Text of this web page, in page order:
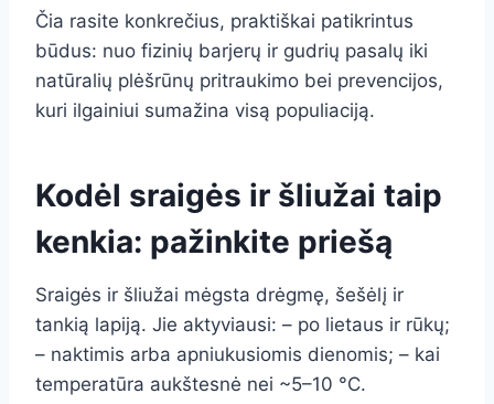
Čia rasite konkrečius, praktiškai patikrintus
būdus: nuo fizinių barjerų ir gudrių pasalų iki
natūralių plėšrūnų pritraukimo bei prevencijos,
kuri ilgainiui sumažina visą populiaciją.
Kodėl sraigės ir šliužai taip
kenkia: pažinkite priešą
Sraigės ir šliužai mėgsta drėgmę, šešėlį ir
tankią lapiją. Jie aktyviausi: – po lietaus ir rūkų;
– naktimis arba apniukusiomis dienomis; – kai
temperatūra aukštesnė nei ~5–10 °C.